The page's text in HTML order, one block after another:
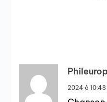
2024 à 10:48